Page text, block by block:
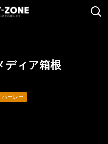
ィア箱根
ハーレー